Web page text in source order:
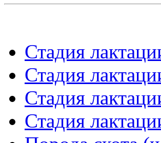
Стадия
Стадия
Стадия
Стадия